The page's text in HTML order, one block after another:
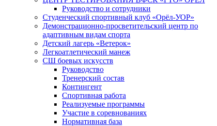
Руководство и сотрудники
Студенческий спортивный клуб «Орёл-УОР»
Демонстрационно-просветительский центр по
адаптивным видам спорта
Детский лагерь «Ветерок»
Легкоатлетический манеж
СШ боевых искусств
Руководство
Тренерский состав
Контингент
Спортивная работа
Реализуемые программы
Участие в соревнованиях
Нормативная база